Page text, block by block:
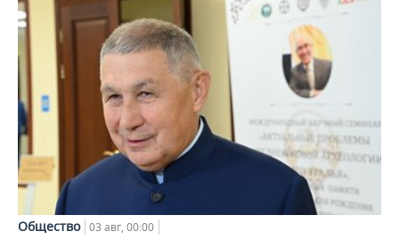
Общество 03 авг, 00:00